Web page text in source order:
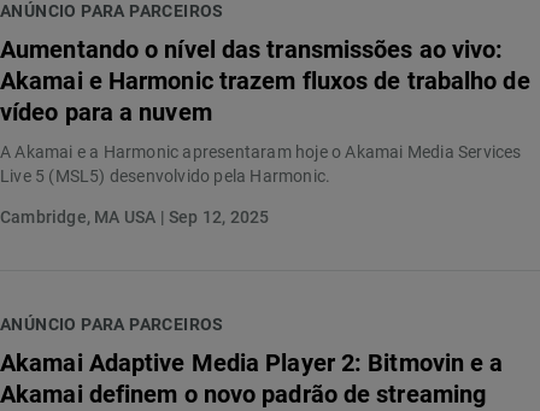
ANÚNCIO PARA PARCEIROS
Aumentando o nível das transmissões ao vivo:
Akamai e Harmonic trazem fluxos de trabalho de
vídeo para a nuvem
A Akamai e a Harmonic apresentaram hoje o Akamai Media Services
Live 5 (MSL5) desenvolvido pela Harmonic.
Cambridge, MA USA | Sep 12, 2025
ANÚNCIO PARA PARCEIROS
Akamai Adaptive Media Player 2: Bitmovin e a
Akamai definem o novo padrão de streaming